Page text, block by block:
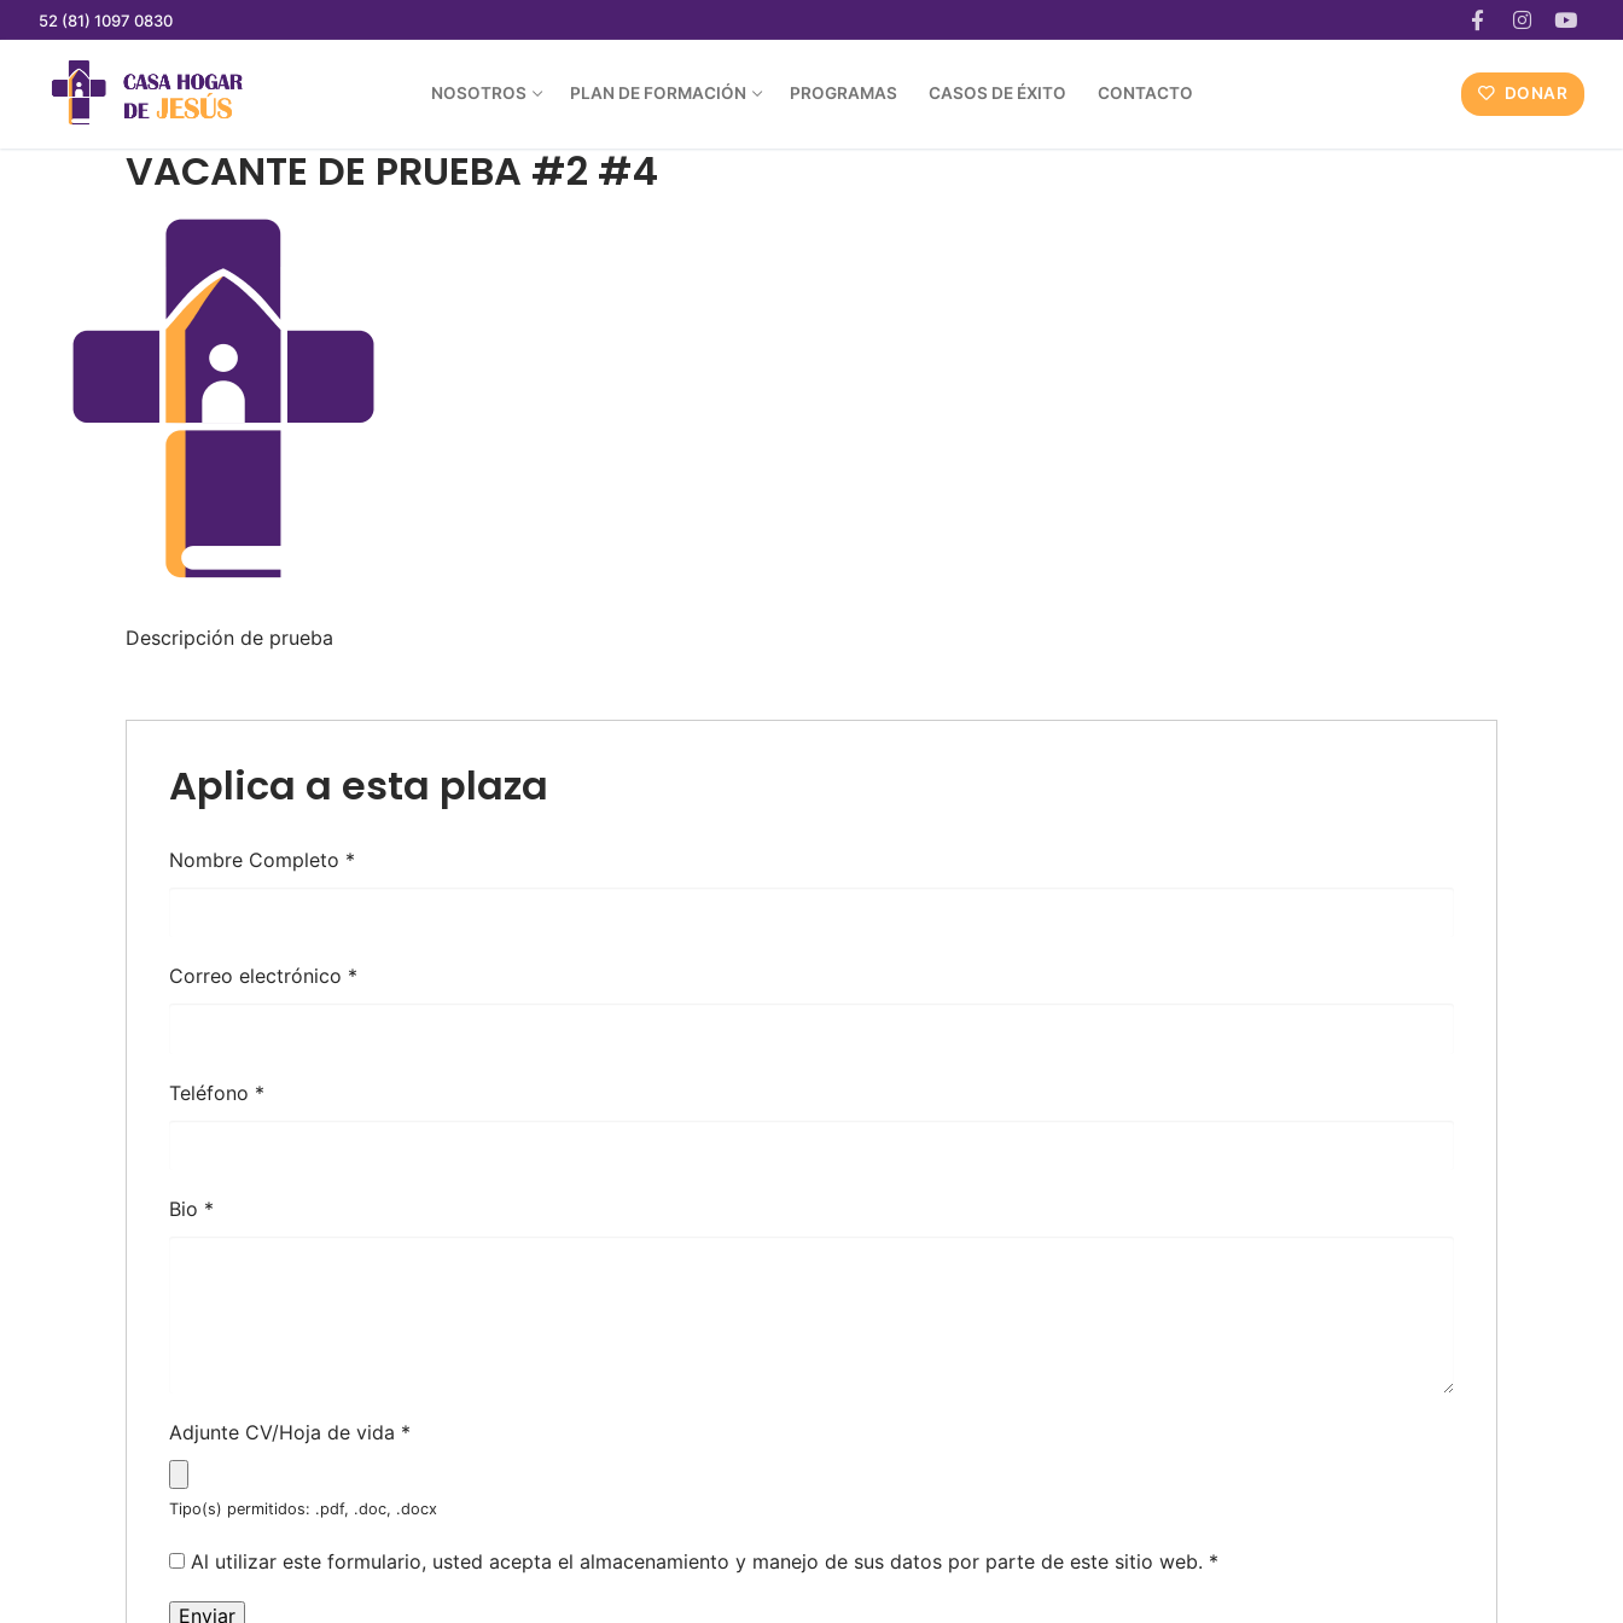
52 (81) 1097 0830
NOSOTROS PLAN DE FORMACIÓN PROGRAMAS CASOS DE ÉXITO CONTACTO DONAR
VACANTE DE PRUEBA #2 #4
Descripción de prueba
Aplica a esta plaza
Nombre Completo *
Correo electrónico *
Teléfono *
Bio *
Adjunte CV/Hoja de vida *
Tipo(s) permitidos: .pdf, .doc, .docx
Al utilizar este formulario, usted acepta el almacenamiento y manejo de sus datos por parte de este sitio web. *